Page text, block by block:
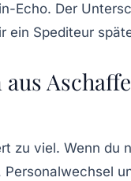
Echo. Der
ein Spediteur
zu viel. Wenn